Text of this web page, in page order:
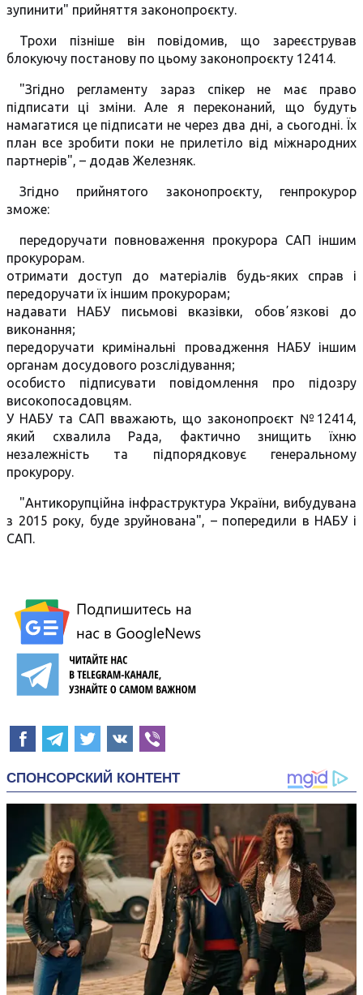
зупинити" прийняття законопроєкту.
Трохи пізніше він повідомив, що зареєстрував
блокуючу постанову по цьому законопроєкту 12414.
"Згідно регламенту зараз спікер не має право
підписати ці зміни. Але я переконаний, що будуть
намагатися це підписати не через два дні, а сьогодні. Їх
план все зробити поки не прилетіло від міжнародних
партнерів", – додав Железняк.
Згідно прийнятого законопроєкту, генпрокурор
зможе:
передоручати повноваження прокурора САП іншим
прокурорам.
отримати доступ до матеріалів будь-яких справ і
передоручати їх іншим прокурорам;
надавати НАБУ письмові вказівки, обовʼязкові до
виконання;
передоручати кримінальні провадження НАБУ іншим
органам досудового розслідування;
особисто підписувати повідомлення про підозру
високопосадовцям.
У НАБУ та САП вважають, що законопроєкт №12414,
який схвалила Рада, фактично знищить їхню
незалежність та підпорядковує генеральному
прокурору.
"Антикорупційна інфраструктура України, вибудувана
з 2015 року, буде зруйнована", – попередили в НАБУ і
САП.